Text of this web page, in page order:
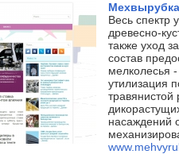
Мехвырубка
Весь спектр
древесно-
также уход
состав
мелколесья
утилизация
травянистой
насаждений